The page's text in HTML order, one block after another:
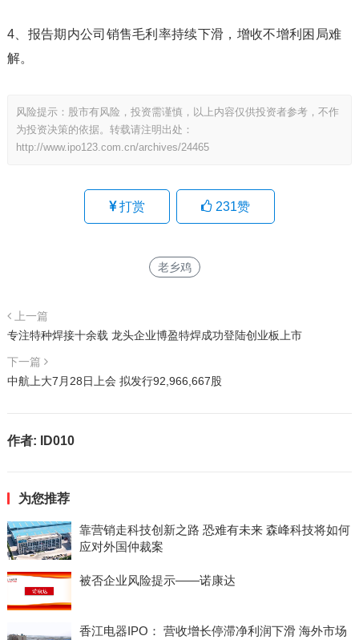
4、报告期内公司销售毛利率持续下滑，增收不增利困局难
解。
风险提示：股市有风险，投资需谨慎，以上内容仅供投资者参考，不作
为投资决策的依据。转载请注明出处：
http://www.ipo123.com.cn/archives/24465
打赏 231赞
老乡鸡
上一篇
专注特种焊接十余载 龙头企业博盈特焊成功登陆创业板上市
下一篇
中航上大7月28日上会 拟发行92,966,667股
作者: ID010
为您推荐
靠营销走科技创新之路 恐难有未来 森峰科技将如何
应对外国仲裁案
被否企业风险提示——诺康达
香江电器IPO： 营收增长停滞净利润下滑 海外市场